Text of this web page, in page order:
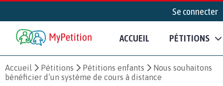
Se connecter
ACCUEIL PÉTITIONS
Accueil Pétitions Pétitions enfants
Nous souhaitons
bénéficier d’un système de cours à distance